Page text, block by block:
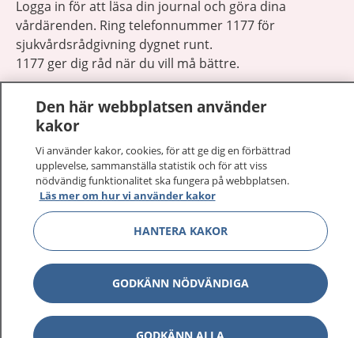
Logga in för att läsa din journal och göra dina
vårdärenden. Ring telefonnummer 1177 för
sjukvårdsrådgivning dygnet runt.
1177 ger dig råd när du vill må bättre.
1177 på flera språk
Om 1177
Kontakt Show
Den här webbplatsen använder
kakor
Vi använder kakor, cookies, för att ge dig en förbättrad
upplevelse, sammanställa statistik och för att viss
nödvändig funktionalitet ska fungera på webbplatsen.
Läs mer om hur vi använder kakor
HANTERA KAKOR
GODKÄNN NÖDVÄNDIGA